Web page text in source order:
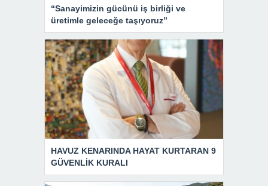
“Sanayimizin gücünü iş birliği ve
üretimle geleceğe taşıyoruz”
HAVUZ KENARINDA HAYAT KURTARAN 9
GÜVENLİK KURALI